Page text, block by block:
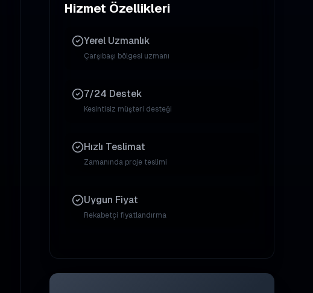
Hizmet Özellikleri
Yerel Uzmanlık
Çarşıbaşı bölgesi uzmanı
7/24 Destek
Kesintisiz müşteri desteği
Hızlı Teslimat
Zamanında proje teslimi
Uygun Fiyat
Rekabetçi fiyatlandırma